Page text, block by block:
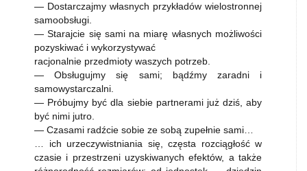
— Dostarczajmy własnych przykładów wielostronnej
samoobsługi.
— Starajcie się sami na miarę własnych możliwości
pozyskiwać i wykorzystywać
racjonalnie przedmioty waszych potrzeb.
— Obsługujmy się sami; bądźmy zaradni i
samowystarczalni.
— Próbujmy być dla siebie partnerami już dziś, aby
być nimi jutro.
— Czasami radźcie sobie ze sobą zupełnie sami…
… ich urzeczywistniania się, częsta rozciągłość w
czasie i przestrzeni uzyskiwanych efektów, a także